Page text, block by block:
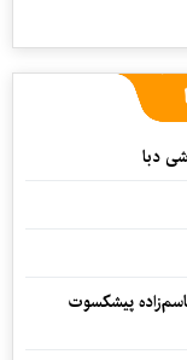
دبا
پیشکسوت